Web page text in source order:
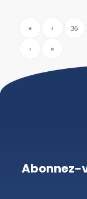
« ‹ 36
› »
Abonnez-